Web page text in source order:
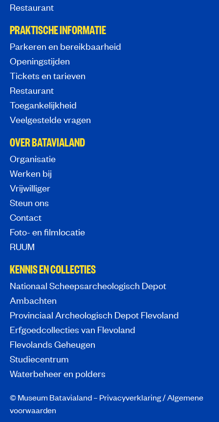
Restaurant
PRAKTISCHE INFORMATIE
Parkeren en bereikbaarheid
Openingstijden
Tickets en tarieven
Restaurant
Toegankelijkheid
Veelgestelde vragen
OVER BATAVIALAND
Organisatie
Werken bij
Vrijwilliger
Steun ons
Contact
Foto- en filmlocatie
RUUM
KENNIS EN COLLECTIES
Nationaal Scheepsarcheologisch Depot
Ambachten
Provinciaal Archeologisch Depot Flevoland
Erfgoedcollecties van Flevoland
Flevolands Geheugen
Studiecentrum
Waterbeheer en polders
© Museum Batavialand – Privacyverklaring/Algemene
voorwaarden